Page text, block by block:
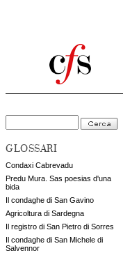
GLOSSARI
Condaxi Cabrevadu
Predu Mura. Sas poesias d'una
bida
Il condaghe di San Gavino
Agricoltura di Sardegna
Il registro di San Pietro di Sorres
Il condaghe di San Michele di
Salvennor